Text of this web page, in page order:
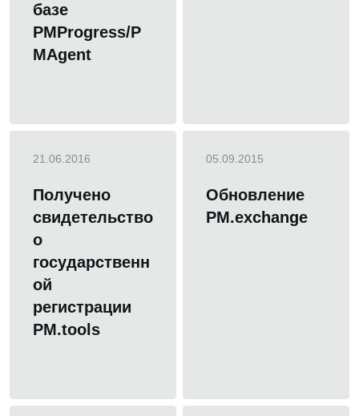
базе
PMProgress/P
MAgent
21.06.2016
Получено
свидетельство
о
государственн
ой
регистрации
PM.tools
05.09.2015
Обновление
PM.exchange